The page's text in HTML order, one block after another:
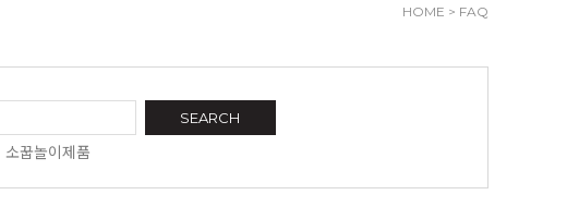
HOME > FAQ
SEARCH
소꿉놀이제품